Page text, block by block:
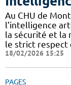
Au CHU de
l’intelligence
la sécurité et la
le strict respect
18/02/2026 15:25
PAGES